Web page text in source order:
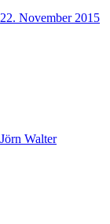
22. November 2015
Jörn Walter